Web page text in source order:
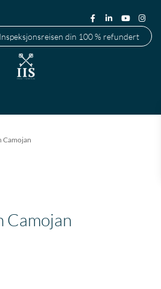
Inspeksjonsreisen din 100 % refundert
Camojan
Camojan